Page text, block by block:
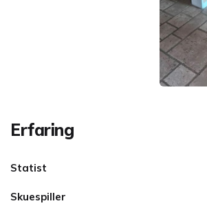
Erfaring
Statist
Skuespiller